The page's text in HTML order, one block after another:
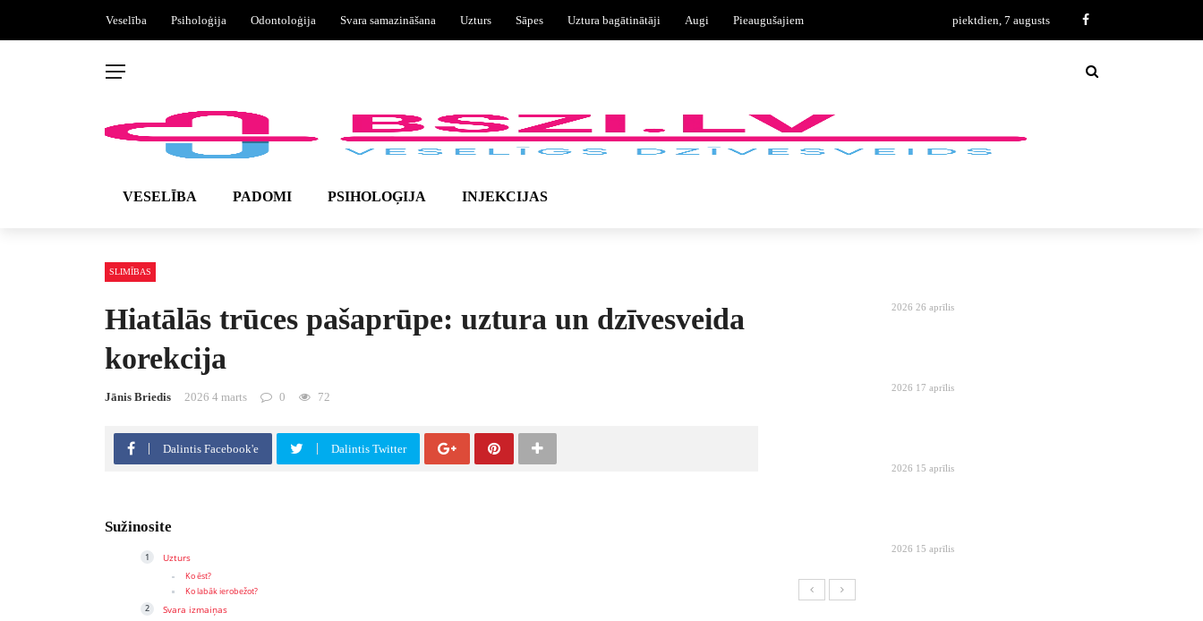
Veselība Psiholoģija Odontoloģija Svara samazināšana Uzturs Sāpes Uztura bagātinātāji Augi Pieaugušajiem piektdien, 7 augusts
VESELĪBA PADOMI PSIHOLOĢIJA INJEKCIJAS
SLIMĪBAS
Hiatālās trūces pašaprūpe: uztura un dzīvesveida
korekcija
Jānis Briedis 2026 4 marts 0 72
Dalintis Facebook'e Dalintis Twitter
Sužinosite
Uzturs
Ko ēst?
Ko labāk ierobežot?
Svara izmaiņas
2026 26 aprīlis
2026 17 aprīlis
2026 15 aprīlis
2026 15 aprīlis